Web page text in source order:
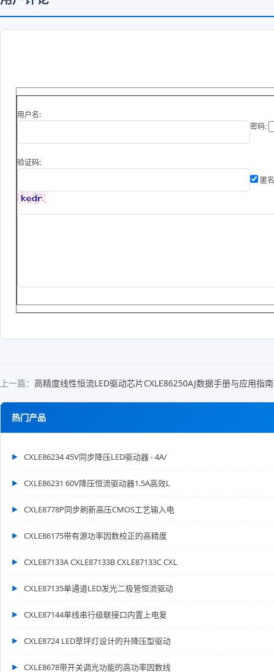
热门产品
CXLE86234 45V同步降压LED驱动器 - 4A/
CXLE86231 60V降压恒流驱动器1.5A高效L
CXLE8778P同步刷新高压CMOS工艺输入电
CXLE86175带有源功率因数校正的高精度
CXLE87133A CXLE87133B CXLE87133C CXL
CXLE87135单通道LED发光二极管恒流驱动
CXLE87144单线串行级联接口内置上电复
CXLE8724 LED草坪灯设计的升降压型驱动
CXLE8678带开关调光功能的高功率因数线
用户名:
密码:
验证码:
匿
上一篇： 高精度线性恒流LED驱动芯片CXLE86250AJ数据手册与应用指